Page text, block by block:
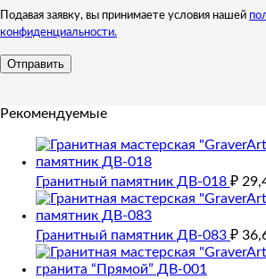
Подавая заявку, вы принимаете условия нашей
конфиденциальности.
Рекомендуемые
Гранитный памятник ДВ-018 ₽
Гранитный памятник ДВ-083 ₽